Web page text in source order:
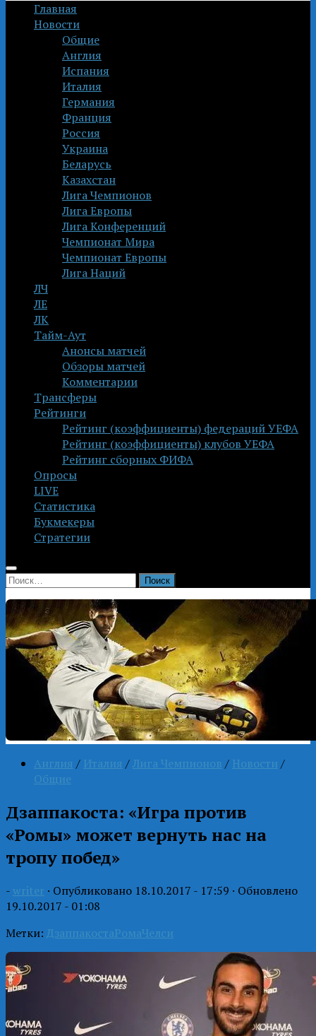
Главная
Новости
Общие
Англия
Испания
Италия
Германия
Франция
Россия
Украина
Беларусь
Казахстан
Лига Чемпионов
Лига Европы
Лига Конференций
Чемпионат Мира
Чемпионат Европы
Лига Наций
ЛЧ
ЛЕ
ЛК
Тайм-Аут
Анонсы матчей
Обзоры матчей
Комментарии
Трансферы
Рейтинги
Рейтинг (коэффициенты) федераций УЕФА
Рейтинг (коэффициенты) клубов УЕФА
Рейтинг сборных ФИФА
Опросы
LIVE
Статистика
Букмекеры
Стратегии
Найти:
Англия / Италия /Лига Чемпионов / Новости /
Общие
Дзаппакоста: «Игра против
«Ромы» может вернуть нас на
тропу побед»
- writer · Опубликовано 18.10.2017 - 17:59 · Обновлено
19.10.2017 - 01:08
Метки: ДзаппакостаРомаЧелси